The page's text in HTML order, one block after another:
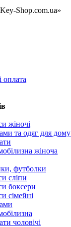
Shop.com.ua»
оплата
жіночі
та одяг для дому
жіноча
футболки
сліпи
боксери
сімейні
чоловічі